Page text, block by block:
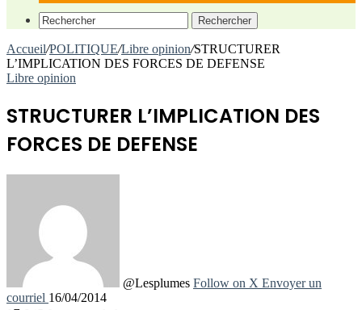
Rechercher
Accueil/POLITIQUE/Libre opinion/STRUCTURER
L’IMPLICATION DES FORCES DE DEFENSE
Libre opinion
STRUCTURER L’IMPLICATION DES
FORCES DE DEFENSE
@Lesplumes Follow on X Envoyer un
courriel 16/04/2014